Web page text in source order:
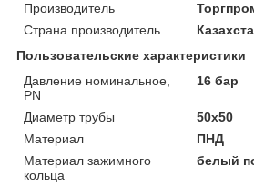
Производитель
Страна производитель
Пользовательские характеристики
Давление номинальное,
PN
16 бар
Диаметр трубы
50x50
Материал
ПНД
Материал зажимного
кольца
белый